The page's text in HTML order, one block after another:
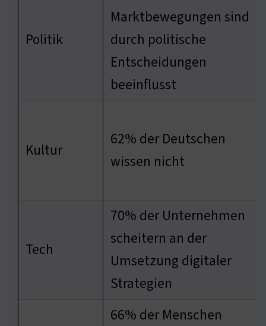
Politik
Marktbewegungen sind
durch politische
Entscheidungen
beeinflusst
Kultur
62% der Deutschen
wissen nicht
Tech
70% der Unternehmen
scheitern an der
Umsetzung digitaler
Strategien
66% der Menschen